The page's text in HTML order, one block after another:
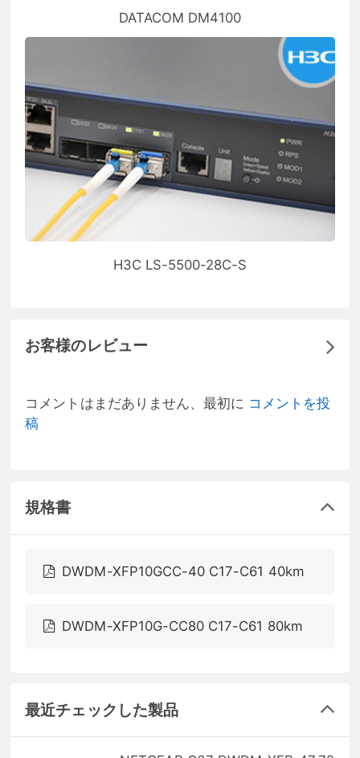
DATACOM DM4100
H3C LS-5500-28C-S
お客様のレビュー
コメントはまだありません、最初に コメントを投
稿
規格書
DWDM-XFP10GCC-40 C17-C61 40km
DWDM-XFP10G-CC80 C17-C61 80km
最近チェックした製品